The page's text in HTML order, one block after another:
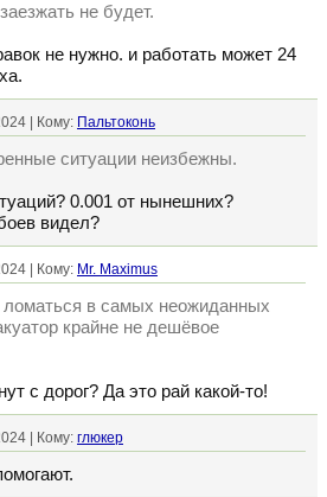
не будет.
не нужно. и работать может 24
| Кому: Пальтоконь
ситуации неизбежны.
0.001 от нынешних?
видел?
| Кому: Mr. Maximus
ломаться в самых неожиданных
крайне не дешёвое
с дорог? Да это рай какой-то!
| Кому: глюкер